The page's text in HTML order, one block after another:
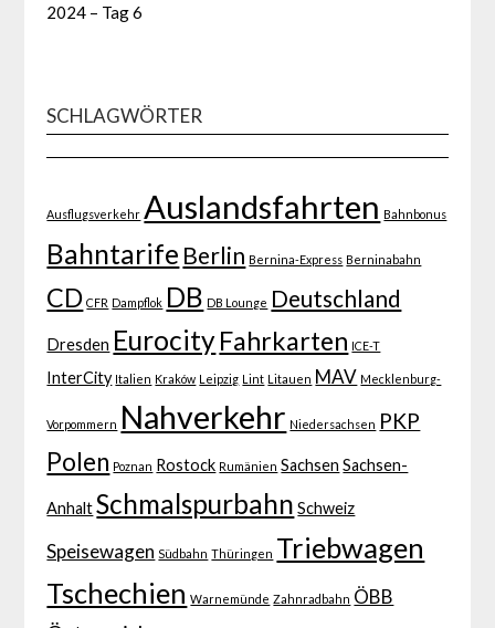
2024 – Tag 6
SCHLAGWÖRTER
Ausflugsverkehr Auslandsfahrten Bahnbonus
Bahntarife Berlin Bernina-Express Berninabahn
CD CFR Dampflok DB DB Lounge Deutschland
Dresden EurocityFahrkarten ICE-T
InterCity Italien Kraków Leipzig Lint Litauen MAV Mecklenburg-
Vorpommern Nahverkehr Niedersachsen PKP
Polen Poznan Rostock Rumänien Sachsen Sachsen-
Anhalt Schmalspurbahn Schweiz
Speisewagen Südbahn Thüringen Triebwagen
Tschechien Warnemünde Zahnradbahn ÖBB